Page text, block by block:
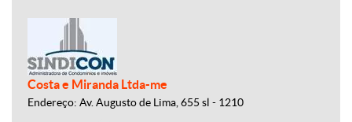
Costa e Miranda Ltda-me
Endereço: Av. Augusto de Lima, 655 sl - 1210